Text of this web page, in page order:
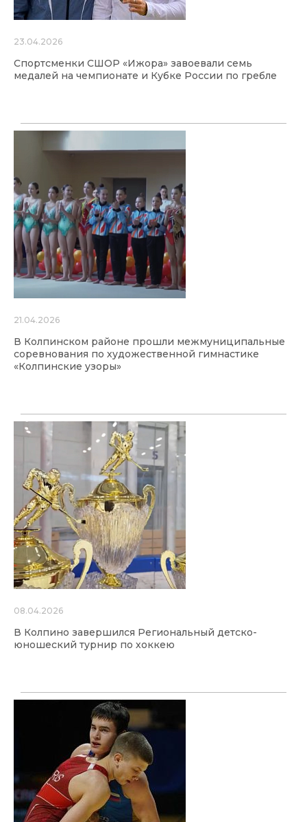
23.04.2026
Спортсменки СШОР «Ижора» завоевали семь
медалей на чемпионате и Кубке России по гребле
21.04.2026
В Колпинском районе прошли межмуниципальные
соревнования по художественной гимнастике
«Колпинские узоры»
08.04.2026
В Колпино завершился Региональный детско-
юношеский турнир по хоккею